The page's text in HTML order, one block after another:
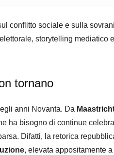
conflitto sociale e sulla
storytelling mediatico
tornano
anni Novanta. Da
ha bisogno di continue
Difatti, la retorica
, elevata appositamente a